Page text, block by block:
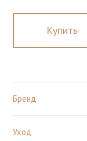
Купить
Бренд
Уход